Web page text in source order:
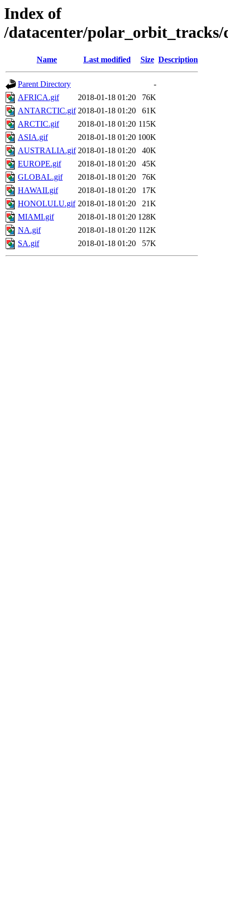
Index of
/datacenter/polar_orbit_tracks/
Name Last modified Size Description
Parent Directory
-
AFRICA.gif
2018-01-18 01:20
76K
ANTARCTIC.gif 2018-01-18 01:20
61K
ARCTIC.gif
2018-01-18 01:20 115K
ASIA.gif
2018-01-18 01:20 100K
AUSTRALIA.gif 2018-01-18 01:20
40K
EUROPE.gif
2018-01-18 01:20
45K
GLOBAL.gif
2018-01-18 01:20
76K
HAWAII.gif
2018-01-18 01:20
17K
HONOLULU.gif 2018-01-18 01:20
21K
MIAMI.gif
2018-01-18 01:20 128K
NA.gif
2018-01-18 01:20 112K
SA.gif
2018-01-18 01:20 57K